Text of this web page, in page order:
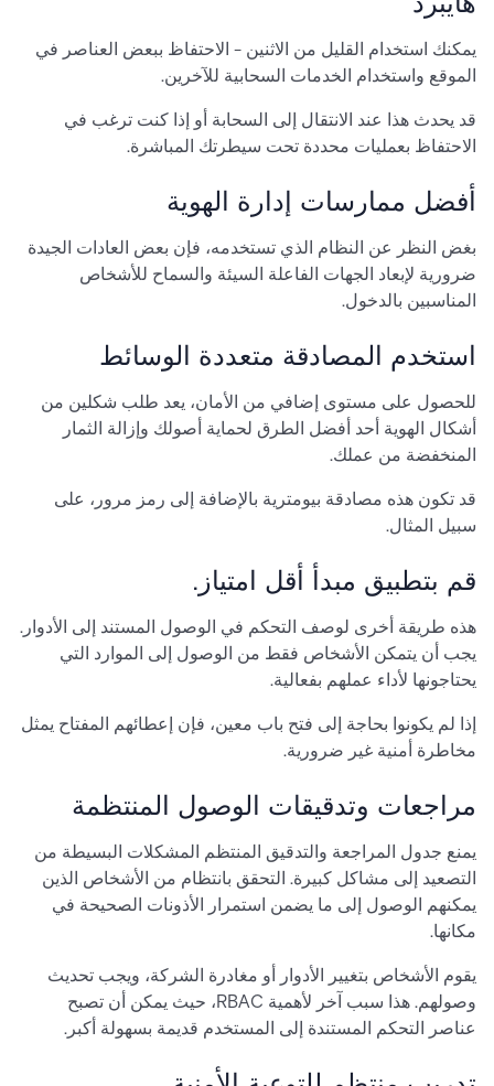
يمكنك استخدام القليل من الاثنين - الاحتفاظ ببعض العناصر في
الموقع واستخدام الخدمات السحابية للآخرين.
قد يحدث هذا عند الانتقال إلى السحابة أو إذا كنت ترغب في
الاحتفاظ بعمليات محددة تحت سيطرتك المباشرة.
أفضل ممارسات إدارة الهوية
بغض النظر عن النظام الذي تستخدمه، فإن بعض العادات الجيدة
ضرورية لإبعاد الجهات الفاعلة السيئة والسماح للأشخاص
المناسبين بالدخول.
استخدم المصادقة متعددة الوسائط
للحصول على مستوى إضافي من الأمان، يعد طلب شكلين من
أشكال الهوية أحد أفضل الطرق لحماية أصولك وإزالة الثمار
المنخفضة من عملك.
قد تكون هذه مصادقة بيومترية بالإضافة إلى رمز مرور، على
سبيل المثال.
قم بتطبيق مبدأ أقل امتياز.
هذه طريقة أخرى لوصف التحكم في الوصول المستند إلى الأدوار.
يجب أن يتمكن الأشخاص فقط من الوصول إلى الموارد التي
يحتاجونها لأداء عملهم بفعالية.
إذا لم يكونوا بحاجة إلى فتح باب معين، فإن إعطائهم المفتاح يمثل
مخاطرة أمنية غير ضرورية.
مراجعات وتدقيقات الوصول المنتظمة
يمنع جدول المراجعة والتدقيق المنتظم المشكلات البسيطة من
التصعيد إلى مشاكل كبيرة. التحقق بانتظام من الأشخاص الذين
يمكنهم الوصول إلى ما يضمن استمرار الأذونات الصحيحة في
مكانها.
يقوم الأشخاص بتغيير الأدوار أو مغادرة الشركة، ويجب تحديث
وصولهم. هذا سبب آخر لأهمية RBAC، حيث يمكن أن تصبح
عناصر التحكم المستندة إلى المستخدم قديمة بسهولة أكبر.